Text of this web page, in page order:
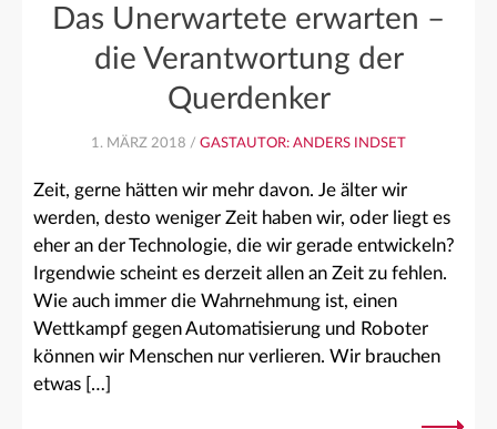
Das Unerwartete erwarten –
die Verantwortung der
Querdenker
1. MÄRZ 2018 / GASTAUTOR: ANDERS INDSET
Zeit, gerne hätten wir mehr davon. Je älter wir
werden, desto weniger Zeit haben wir, oder liegt es
eher an der Technologie, die wir gerade entwickeln?
Irgendwie scheint es derzeit allen an Zeit zu fehlen.
Wie auch immer die Wahrnehmung ist, einen
Wettkampf gegen Automatisierung und Roboter
können wir Menschen nur verlieren. Wir brauchen
etwas […]